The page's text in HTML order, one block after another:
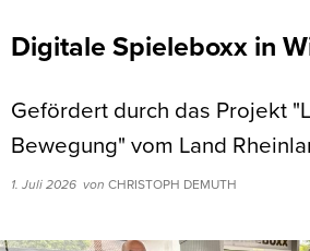
Digitale Spieleboxx in
Gefördert durch das Projekt
Bewegung" vom Land
1. Juli 2026 von CHRISTOPH DEMUTH